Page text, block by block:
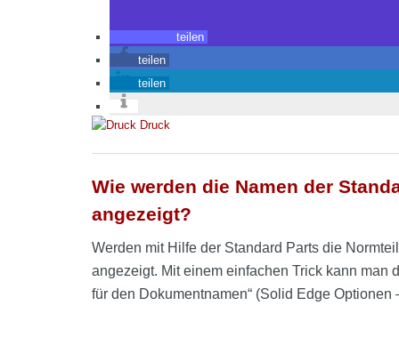
teilen
teilen
teilen
Druck
Wie werden die Namen der
angezeigt?
Werden mit Hilfe der Standard Parts die
angezeigt. Mit einem einfachen Trick kann man
für den Dokumentnamen“ (Solid Edge Optionen